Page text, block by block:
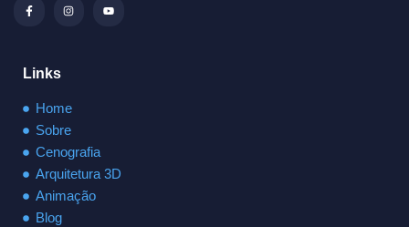
Links
Home
Sobre
Cenografia
Arquitetura 3D
Animação
Blog